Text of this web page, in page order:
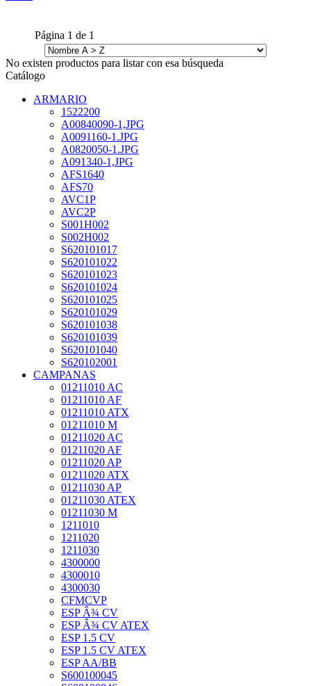
Página 1 de 1
No existen productos para listar con esa búsqueda
Catálogo
ARMARIO
1522200
A00840090-1,JPG
A0091160-1.JPG
A0820050-1.JPG
A091340-1,JPG
AFS1640
AFS70
AVC1P
AVC2P
S001H002
S002H002
S620101017
S620101022
S620101023
S620101024
S620101025
S620101029
S620101038
S620101039
S620101040
S620102001
CAMPANAS
01211010 AC
01211010 AF
01211010 ATX
01211010 M
01211020 AC
01211020 AF
01211020 AP
01211020 ATX
01211030 AP
01211030 ATEX
01211030 M
1211010
1211020
1211030
4300000
4300010
4300030
CFMCVP
ESP Â¾ CV
ESP Â¾ CV ATEX
ESP 1.5 CV
ESP 1.5 CV ATEX
ESP AA/BB
S600100045